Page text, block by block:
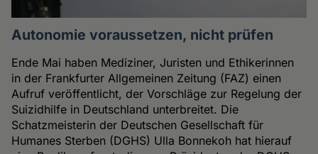
Autonomie voraussetzen, nicht prüfen
Ende Mai haben Mediziner, Juristen und Ethikerinnen
in der Frankfurter Allgemeinen Zeitung (FAZ) einen
Aufruf veröffentlicht, der Vorschläge zur Regelung der
Suizidhilfe in Deutschland unterbreitet. Die
Schatzmeisterin der Deutschen Gesellschaft für
Humanes Sterben (DGHS) Ulla Bonnekoh hat hierauf